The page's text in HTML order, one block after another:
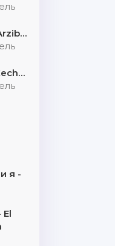
Shahzod Arzibayev - Egilmasin yigitni boshi
Seero7 - Kecholmadim
я -
El